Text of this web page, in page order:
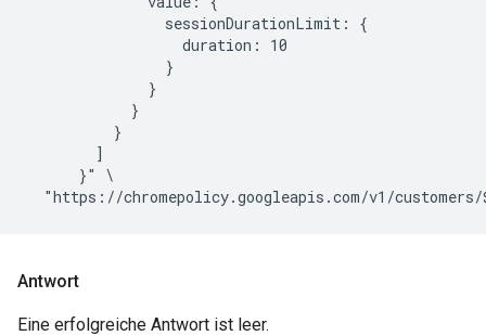
                sessionDurationLimit: {
                  duration: 10
                }
              }
            }
          }
        ]
      }" \
Antwort
Eine erfolgreiche Antwort ist leer.